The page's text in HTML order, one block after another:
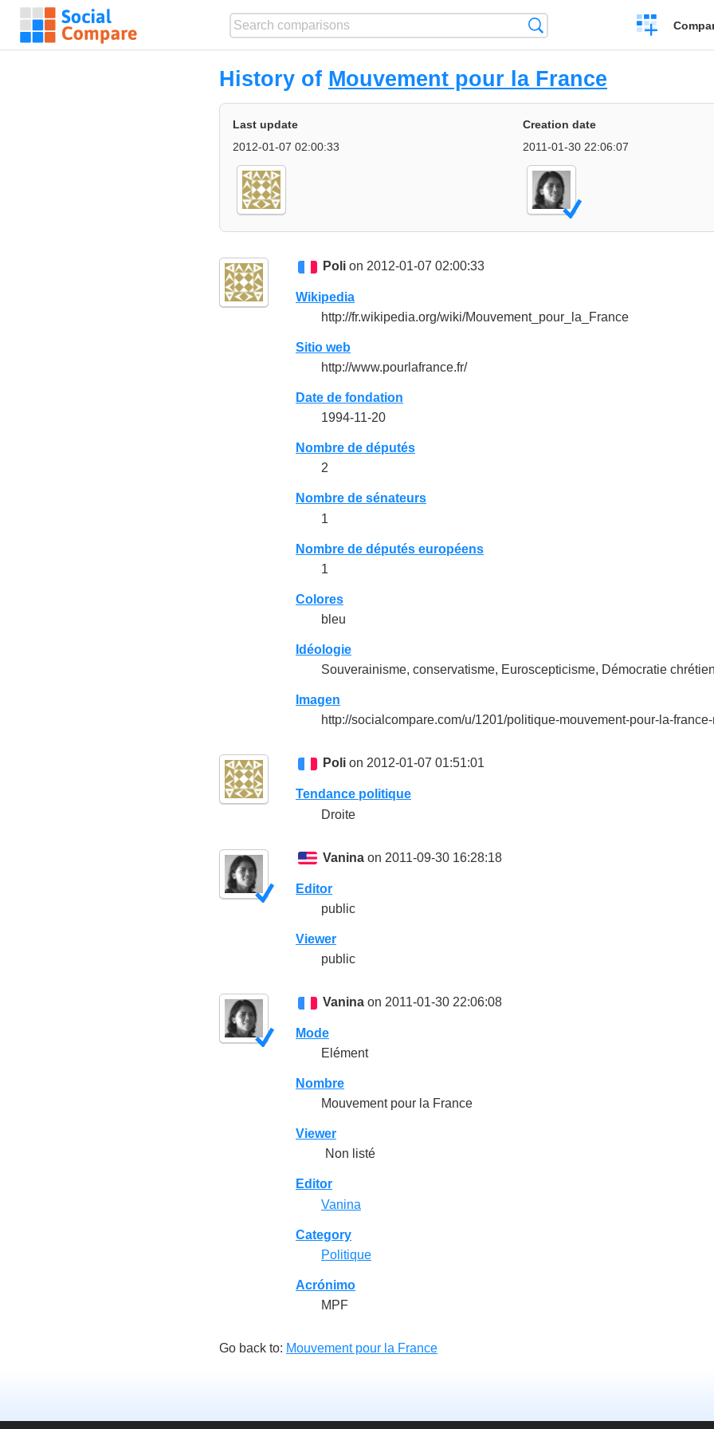
Crear
una
History of Mouvement pour la France
Last update
2012-01-07 02:00:33
Creation date
2011-01-30 22:06:07
Poli on 2012-01-07 02:00:33
Wikipedia
http://fr.wikipedia.org/wiki/Mouvement_pour_la_France
Sitio web
http://www.pourlafrance.fr/
Date de fondation
1994-11-20
Nombre de députés
2
Nombre de sénateurs
1
Nombre de députés européens
1
Colores
bleu
Idéologie
Souverainisme, conservatisme, Euroscepticisme, Démocratie
Imagen
http://socialcompare.com/u/1201/politique-mouvement-pour-la-
Poli on 2012-01-07 01:51:01
Tendance politique
Droite
Vanina on 2011-09-30 16:28:18
Editor
public
Viewer
public
Vanina on 2011-01-30 22:06:08
Mode
Elément
Nombre
Mouvement pour la France
Viewer
Non listé
Editor
Vanina
Category
Politique
Acrónimo
MPF
Go back to: Mouvement pour la France